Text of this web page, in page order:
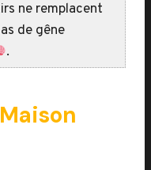
ne remplacent
de gêne
.